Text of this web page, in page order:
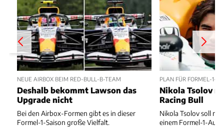
NEUE AIRBOX BEIM RED-BULL-B-TEAM
Deshalb bekommt Lawson das
Upgrade nicht
Bei den Airbox-Formen gibt es in dieser
Formel-1-Saison große Vielfalt.
PLAN FÜR FORMEL-1-
Nikola Tsolov
Racing Bull
Nikola Tsolov soll
einem Formel-1-